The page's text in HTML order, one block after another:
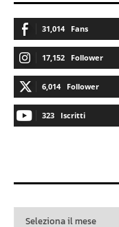
31,014 Fans
17,152 Follower
6,014 Follower
323 Iscritti